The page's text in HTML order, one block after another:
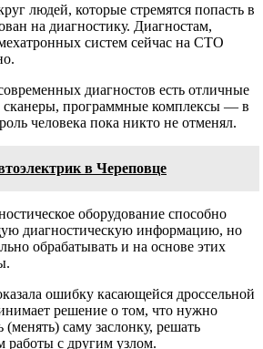
людей, которые стремятся попасть в
на диагностику. Диагностам,
систем сейчас на СТО
диагностов есть отличные
программные комплексы — в
человека пока никто не отменял.
в Череповце
оборудование способно
диагностическую информацию, но
обрабатывать и на основе этих
ошибку касающейся дроссельной
решение о том, что нужно
(менять) саму заслонку, решать
работы с другим узлом.